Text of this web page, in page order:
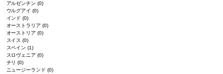
アルゼンチン(0)
ウルグアイ(0)
インド(0)
オーストラリア(0)
オーストリア(0)
スイス(0)
スペイン(1)
スロヴェニア(0)
チリ(0)
ニュージーランド(0)